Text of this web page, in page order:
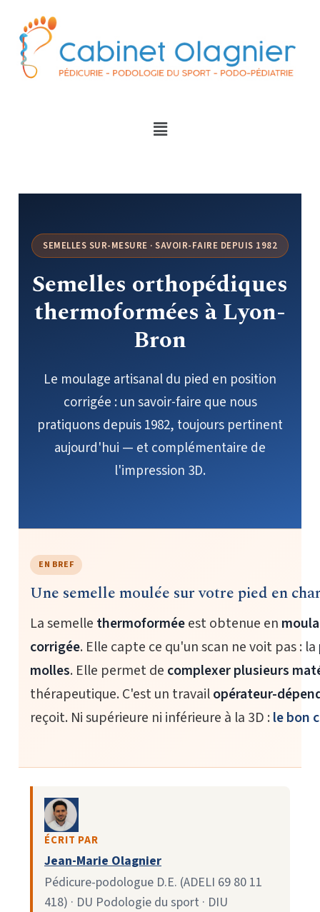
SEMELLES SUR-MESURE · SAVOIR-FAIRE DEPUIS 1982
Semelles orthopédiques
thermoformées à Lyon-
Bron
Le moulage artisanal du pied en position
corrigée : un savoir-faire que nous
pratiquons depuis 1982, toujours pertinent
aujourd'hui — et complémentaire de
l'impression 3D.
EN BREF
Une semelle moulée sur votre pied en
La semelle thermoforméeest obtenue en
corrigée. Elle capte ce qu'un scan ne voit pas : la
molles. Elle permet de complexer plusieurs
thérapeutique. C'est un travailopérateur-
reçoit. Ni supérieure ni inférieure à la 3D :le bon
ÉCRIT PAR
Jean-Marie Olagnier
Pédicure-podologue D.E. (ADELI 69 80 11
418) · DU Podologie du sport · DIU